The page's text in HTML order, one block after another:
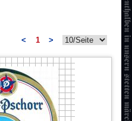
< 1 >